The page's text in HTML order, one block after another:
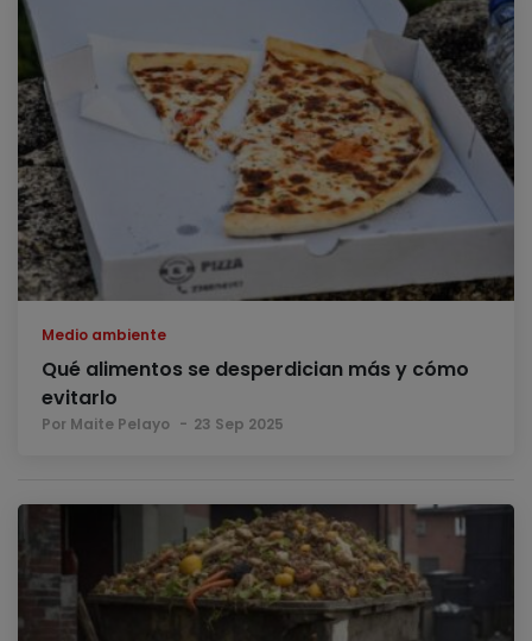
Medio ambiente
Qué alimentos se desperdician más y cómo
evitarlo
Por Maite Pelayo 23 Sep 2025